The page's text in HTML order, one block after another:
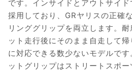
です。インサイドとアウトサイ
採用しており、GRヤリスの正確
リンググリップを両立します。
ット走行後にそのまま自走して
に対応できる数少ないモデルで
ットグリップはストリートスポ